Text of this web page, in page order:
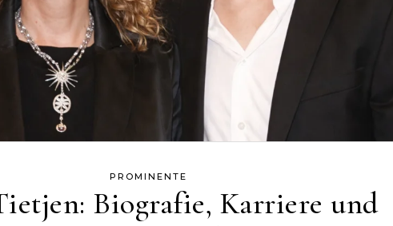
PROMINENTE
Biografie, Karriere und